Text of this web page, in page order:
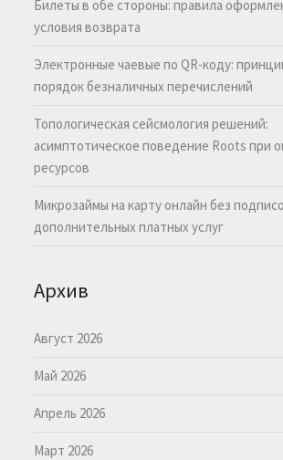
Билеты в обе стороны: правила
условия возврата
Электронные чаевые по QR-коду:
порядок безналичных перечислений
Топологическая сейсмология решений:
асимптотическое поведение Roots при
ресурсов
Микрозаймы на карту онлайн без
дополнительных платных услуг
Архив
Август 2026
Май 2026
Апрель 2026
Март 2026